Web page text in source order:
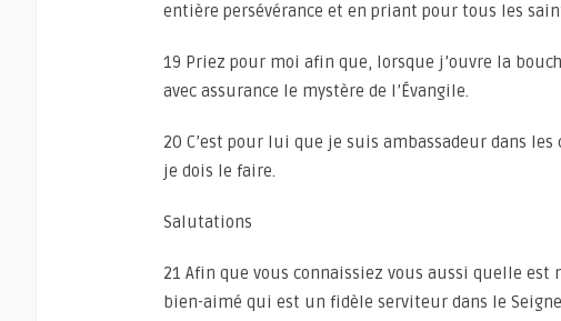
entière persévérance et en priant pour tous les
19 Priez pour moi afin que, lorsque j’ouvre la
avec assurance le mystère de l’Évangile.
20 C’est pour lui que je suis ambassadeur dans
je dois le faire.
Salutations
21 Afin que vous connaissiez vous aussi quelle
bien-aimé qui est un fidèle serviteur dans le